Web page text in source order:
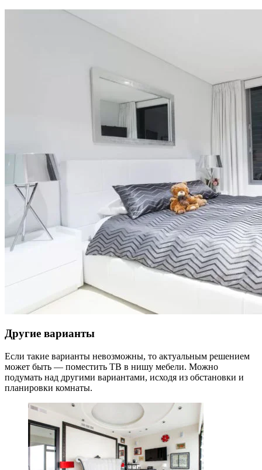
Другие варианты
Если такие варианты невозможны, то актуальным решением
может быть — поместить ТВ в нишу мебели. Можно
подумать над другими вариантами, исходя из обстановки и
планировки комнаты.